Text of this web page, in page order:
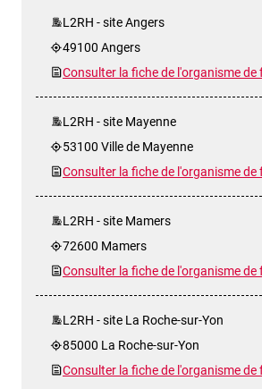
L2RH - site Angers
49100 Angers
Consulter la fiche de l'organisme
L2RH - site Mayenne
53100 Ville de Mayenne
Consulter la fiche de l'organisme
L2RH - site Mamers
72600 Mamers
Consulter la fiche de l'organisme
L2RH - site La Roche-sur-Yon
85000 La Roche-sur-Yon
Consulter la fiche de l'organisme